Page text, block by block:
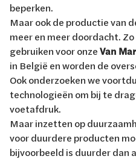
beperken.
Maar ook de productie van
meer en meer doordacht.
gebruiken voor onzeVan
in België en worden de
Ook onderzoeken we
technologieën om bij te
voetafdruk.
Maar inzetten op
voor duurdere producten
bijvoorbeeld is duurder dan